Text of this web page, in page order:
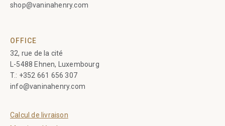
shop@vaninahenry.com
OFFICE
32, rue de la cité
L-5488 Ehnen, Luxembourg
T.: +352 661 656 307
info@vaninahenry.com
Calcul de livraison